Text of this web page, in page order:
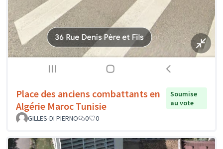
Place des anciens combattants en
Algérie Maroc Tunisie
Soumise
au vote
GILLES-DI PIERNO
0 0